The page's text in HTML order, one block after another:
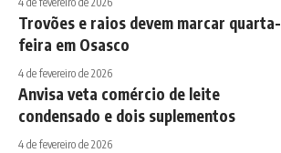
Trovões e raios devem marcar quarta-
feira em Osasco
4 de fevereiro de 2026
Anvisa veta comércio de leite
condensado e dois suplementos
4 de fevereiro de 2026